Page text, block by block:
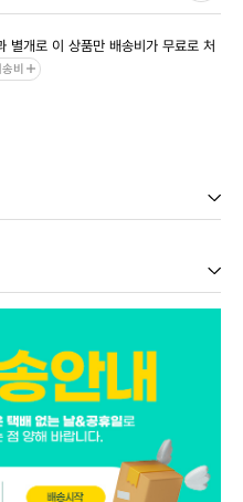
별개로 이 상품만 배송비가 무료로 처
비